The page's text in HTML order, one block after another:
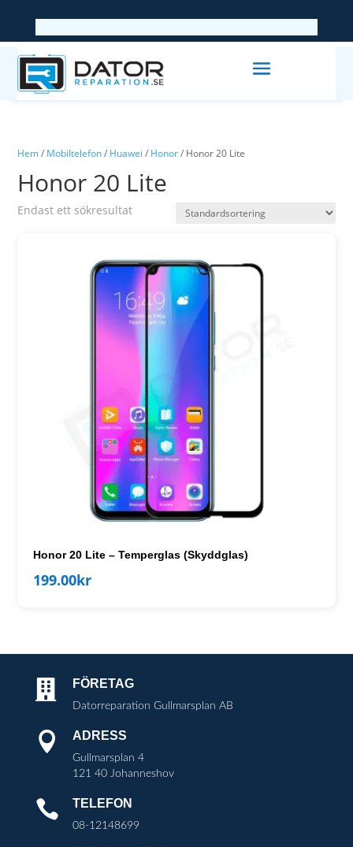
Hem/ Mobiltelefon/ Huawei / Honor/ Honor 20 Lite
Honor 20 Lite
Endast ett sökresultat
Honor 20 Lite – Temperglas (Skyddglas)
199.00kr
 FÖRETAG
Datorreparation Gullmarsplan AB
 ADRESS
Gullmarsplan 4
121 40 Johanneshov
 TELEFON
08-12148699